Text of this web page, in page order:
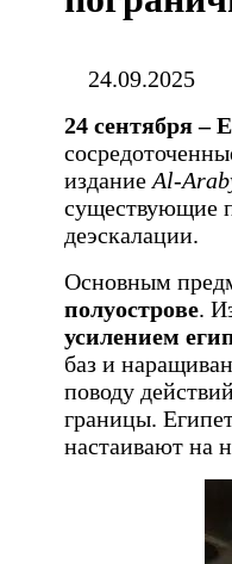
24.09.2025
24 сентября –
издание Al-
существующие
деэскалации.
Основным
полуострове.
усилением
баз и
поводу
границы.
настаивают на